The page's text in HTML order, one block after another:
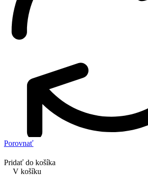
Porovnať
Pridať do košíka
V košíku